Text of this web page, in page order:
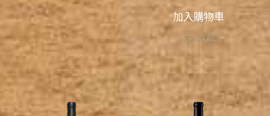
加入購物車
收藏